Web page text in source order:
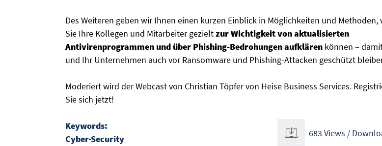
Des Weiteren geben wir Ihnen einen kurzen Einblick in Möglichkeiten und Methoden,
Sie Ihre Kollegen und Mitarbeiter gezieltzur Wichtigkeit von aktualisierten
Antivirenprogrammen und über Phishing-Bedrohungen aufklären können –
und Ihr Unternehmen auch vor Ransomware und Phishing-Attacken geschützt
Moderiert wird der Webcast von Christian Töpfer von Heise Business Services.
Sie sich jetzt!
Keywords:
Cyber-Security
683 Views /